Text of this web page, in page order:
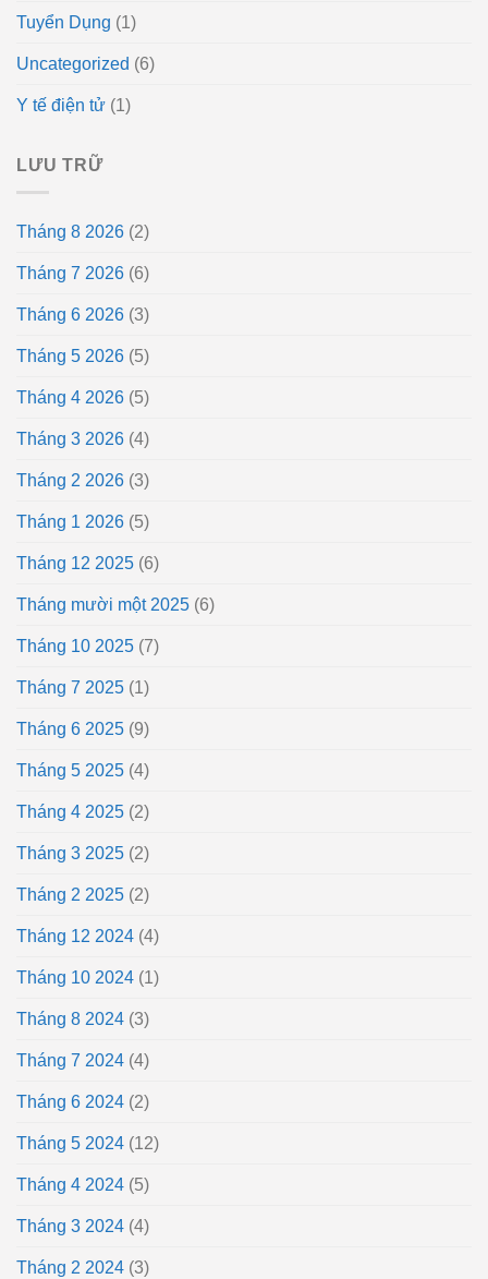
Tuyển Dụng (1)
Uncategorized (6)
Y tế điện tử (1)
LƯU TRỮ
Tháng 8 2026 (2)
Tháng 7 2026 (6)
Tháng 6 2026 (3)
Tháng 5 2026 (5)
Tháng 4 2026 (5)
Tháng 3 2026 (4)
Tháng 2 2026 (3)
Tháng 1 2026 (5)
Tháng 12 2025 (6)
Tháng mười một 2025 (6)
Tháng 10 2025 (7)
Tháng 7 2025 (1)
Tháng 6 2025 (9)
Tháng 5 2025 (4)
Tháng 4 2025 (2)
Tháng 3 2025 (2)
Tháng 2 2025 (2)
Tháng 12 2024 (4)
Tháng 10 2024 (1)
Tháng 8 2024 (3)
Tháng 7 2024 (4)
Tháng 6 2024 (2)
Tháng 5 2024 (12)
Tháng 4 2024 (5)
Tháng 3 2024 (4)
Tháng 2 2024 (3)